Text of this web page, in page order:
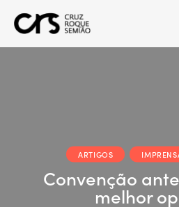
ARTIGOS
Convenção
melhor